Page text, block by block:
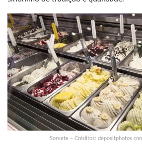
Sorvete – Créditos: